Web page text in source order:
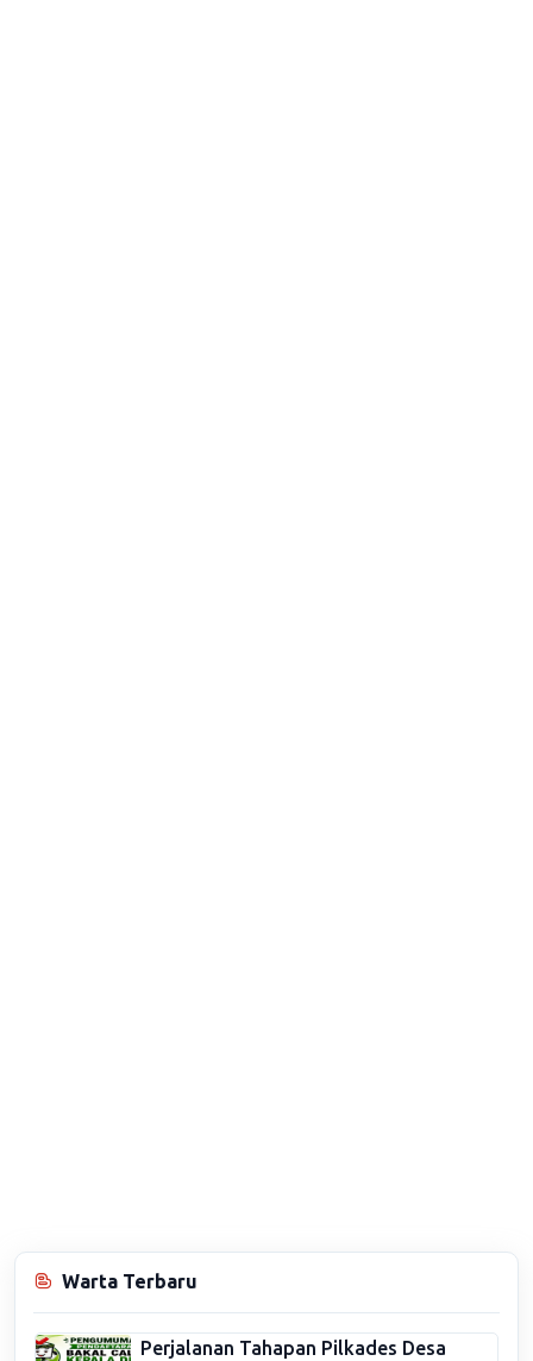
Warta Terbaru
Perjalanan Tahapan Pilkades Desa